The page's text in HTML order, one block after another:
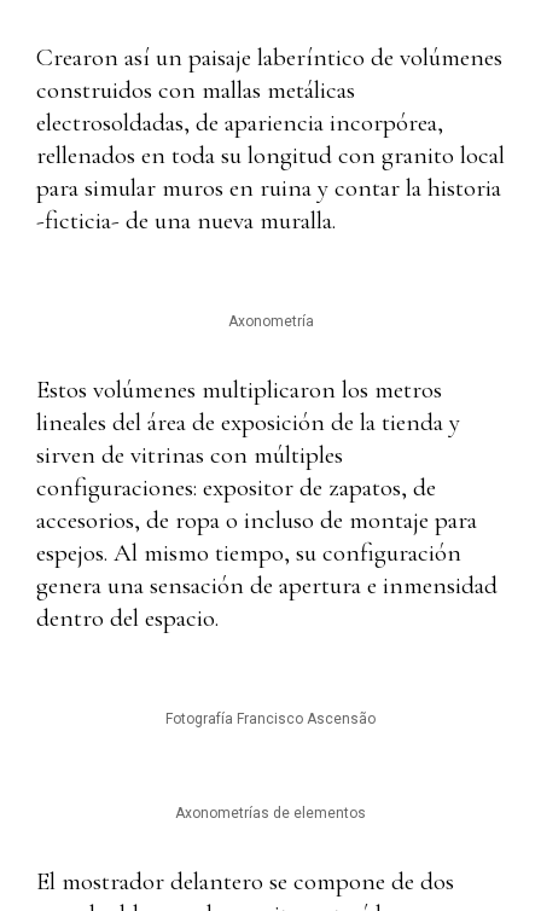
Crearon así un paisaje laberíntico de volúmenes
construidos con mallas metálicas
electrosoldadas, de apariencia incorpórea,
rellenados en toda su longitud con granito local
para simular muros en ruina y contar la historia
-ficticia- de una nueva muralla.
Axonometría
Estos volúmenes multiplicaron los metros
lineales del área de exposición de la tienda y
sirven de vitrinas con múltiples
configuraciones: expositor de zapatos, de
accesorios, de ropa o incluso de montaje para
espejos. Al mismo tiempo, su configuración
genera una sensación de apertura e inmensidad
dentro del espacio.
Fotografía Francisco Ascensão
Axonometrías de elementos
El mostrador delantero se compone de dos